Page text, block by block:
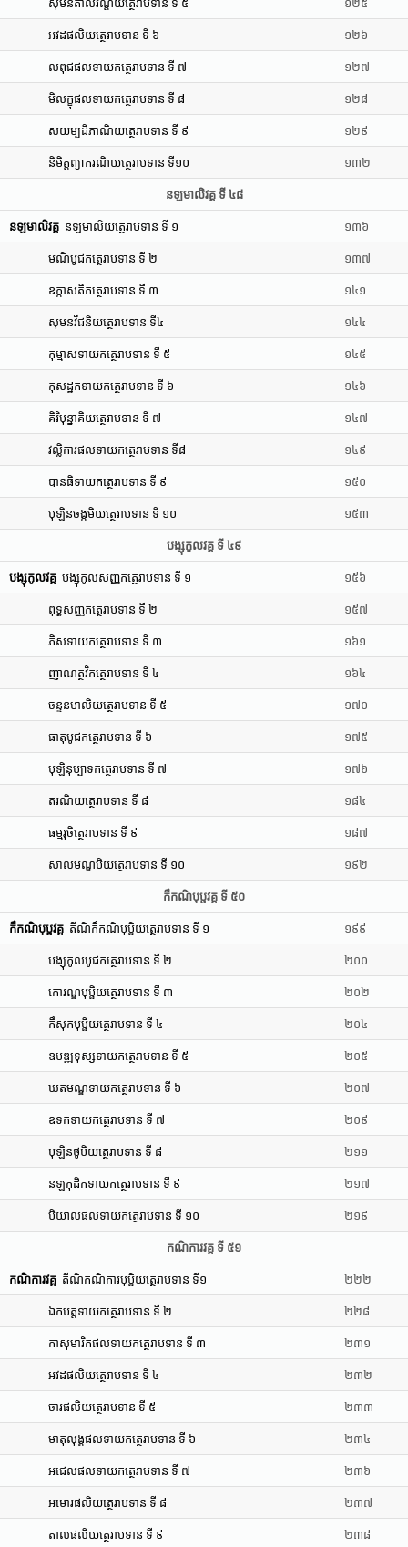
សុមនតាលវណ្តិយត្ថេរាបទាន ទី ៥ ១២៥
អវដផលិយត្ថេរាបទាន ទី ៦ ១២៦
លពុជផលទាយកត្ថេរាបទាន ទី ៧ ១២៧
មិលក្ខុផលទាយកត្ថេរាបទាន ទី ៨ ១២៨
សយម្បដិភាណិយត្ថេរាបទាន ទី ៩ ១២៩
និមិត្តព្យាករណិយត្ថេរាបទាន ទី១០ ១៣២
នឡមាលិវគ្គ ទី ៤៨
នឡមាលិវគ្គ នឡមាលិយត្ថេរាបទាន ទី ១ ១៣៦
មណិបូជកត្ថេរាបទាន ទី ២ ១៣៧
ឧក្កាសតិកត្ថេរាបទាន ទី ៣ ១៤១
សុមនវីជនិយត្ថេរាបទាន ទី៤ ១៤៤
កុម្មាសទាយកត្ថេរាបទាន ទី ៥ ១៤៥
កុសដ្ឋកទាយកត្ថេរាបទាន ទី ៦ ១៤៦
គិរិបុន្នាគិយត្ថេរាបទាន ទី ៧ ១៤៧
វល្លិការផលទាយកត្ថេរាបទាន ទី៨ ១៤៩
បានធិទាយកត្ថេរាបទាន ទី ៩ ១៥០
បុឡិនចង្កមិយត្ថេរាបទាន ទី ១០ ១៥៣
បង្សុកូលវគ្គ ទី ៤៩
បង្សុកូលវគ្គ បង្សុកូលសញ្ញកត្ថេរាបទាន ទី ១ ១៥៦
ពុទ្ធសញ្ញកត្ថេរាបទាន ទី ២ ១៥៧
ភិសទាយកត្ថេរាបទាន ទី ៣ ១៦១
ញាណត្ថវិកត្ថេរាបទាន ទី ៤ ១៦៤
ចន្ទនមាលិយត្ថេរាបទាន ទី ៥ ១៧០
ធាតុបូជកត្ថេរាបទាន ទី ៦ ១៧៥
បុឡិនុប្បាទកត្ថេរាបទាន ទី ៧ ១៧៦
តរណិយត្ថេរាបទាន ទី ៨ ១៨៤
ធម្មរុចិត្ថេរាបទាន ទី ៩ ១៨៧
សាលមណ្ឌបិយត្ថេរាបទាន ទី ១០ ១៩២
កឹកណិបុប្ផវគ្គ ទី ៥០
កឹកណិបុប្ផវគ្គ តីណិកឹកណិបុប្ផិយត្ថេរាបទាន ទី ១ ១៩៩
បង្សុកូលបូជកត្ថេរាបទាន ទី ២ ២០០
កោរណ្ឌបុប្ផិយត្ថេរាបទាន ទី ៣ ២០២
កឹសុកបុប្ផិយត្ថេរាបទាន ទី ៤ ២០៤
ឧបឌ្ឍទុស្សទាយកត្ថេរាបទាន ទី ៥ ២០៥
ឃតមណ្ឌទាយកត្ថេរាបទាន ទី ៦ ២០៧
ឧទកទាយកត្ថេរាបទាន ទី ៧ ២០៩
បុឡិនថូបិយត្ថេរាបទាន ទី ៨ ២១១
នឡកុដិកទាយកត្ថេរាបទាន ទី ៩ ២១៧
បិយាលផលទាយកត្ថេរាបទាន ទី ១០ ២១៩
កណិការវគ្គ ទី ៥១
កណិការវគ្គ តីណិកណិការបុប្ផិយត្ថេរាបទាន ទី១ ២២២
ឯកបត្តទាយកត្ថេរាបទាន ទី ២ ២២៨
កាសុមារិកផលទាយកត្ថេរាបទាន ទី ៣ ២៣១
អវដផលិយត្ថេរាបទាន ទី ៤ ២៣២
ចារផលិយត្ថេរាបទាន ទី ៥ ២៣៣
មាតុលុង្គផលទាយកត្ថេរាបទាន ទី ៦ ២៣៤
អជេលផលទាយកត្ថេរាបទាន ទី ៧ ២៣៦
អមោរផលិយត្ថេរាបទាន ទី ៨ ២៣៧
តាលផលិយត្ថេរាបទាន ទី ៩ ២៣៨